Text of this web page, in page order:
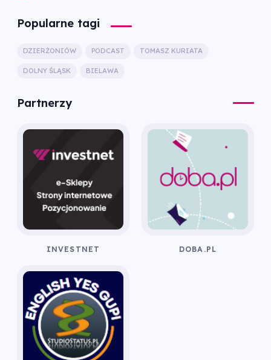
Popularne tagi
DZIERŻONIÓW PODCAST TOMASZ KURIATA
DOLNY ŚLĄSK BIELAWA
Partnerzy
INVESTNET DOBA.PL